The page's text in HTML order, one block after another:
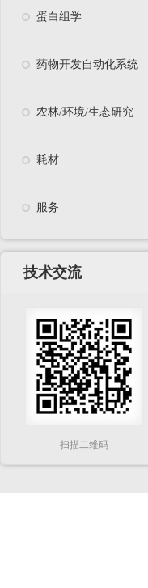
蛋白组学
药物开发自动化系统
农林/环境/生态研究
耗材
服务
技术交流
扫描二维码